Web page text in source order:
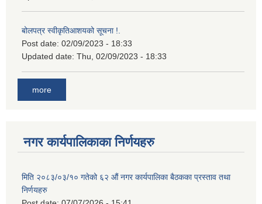
बोलपत्र स्वीकृतिआशयको सूचना !.
Post date: 02/09/2023 - 18:33
Updated date: Thu, 02/09/2023 - 18:33
more
नगर कार्यपालिकाका निर्णयहरु
मिति २०८३/०३/१० गतेको ६२ औं नगर कार्यपालिका बैठकका प्रस्ताव तथा
निर्णयहरु